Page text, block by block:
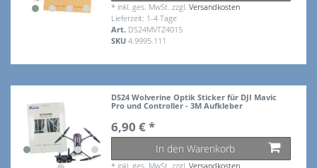
* inkl. ges. MwSt. zzgl.Versandkosten
Lieferzeit: 1-4 Tage
Art. DS24MVTZ4015
SKU4.9995.111
DS24 Wolverine Optik Sticker für DJI Mavic
Pro und Controller - 3M Aufkleber
6,90 € *
In den Warenkorb
* inkl. ges. MwSt. zzgl.Versandkosten